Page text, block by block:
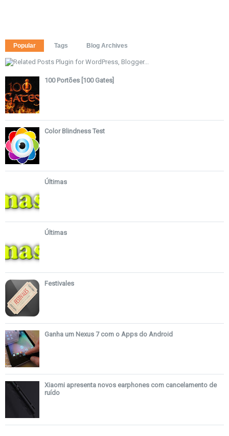
Popular Tags Blog Archives
100 Portões [100 Gates]
Color Blindness Test
Últimas
Últimas
Festivales
Ganha um Nexus 7 com o Apps do Android
Xiaomi apresenta novos earphones com cancelamento de
ruído